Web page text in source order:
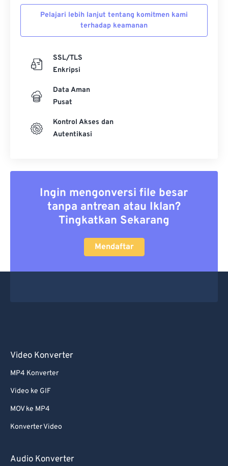
Pelajari lebih lanjut tentang komitmen kami
terhadap keamanan
SSL/TLS
Enkripsi
Data Aman
Pusat
Kontrol Akses dan
Autentikasi
Ingin mengonversi file besar
tanpa antrean atau Iklan?
Tingkatkan Sekarang
Mendaftar
Video Konverter
MP4 Konverter
Video ke GIF
MOV ke MP4
Konverter Video
Audio Konverter